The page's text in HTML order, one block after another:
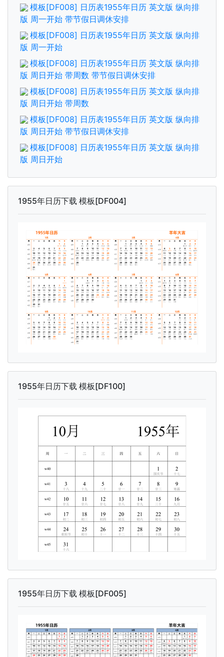
模板[DF008] 日历表1955年日历 英文版 纵向排
版 周一开始 带节假日调休安排
模板[DF008] 日历表1955年日历 英文版 纵向排
版 周一开始
模板[DF008] 日历表1955年日历 英文版 纵向排
版 周日开始 带周数 带节假日调休安排
模板[DF008] 日历表1955年日历 英文版 纵向排
版 周日开始 带周数
模板[DF008] 日历表1955年日历 英文版 纵向排
版 周日开始 带节假日调休安排
模板[DF008] 日历表1955年日历 英文版 纵向排
版 周日开始
1955年日历下载 模板[DF004]
1955年日历下载 模板[DF100]
1955年日历下载 模板[DF005]